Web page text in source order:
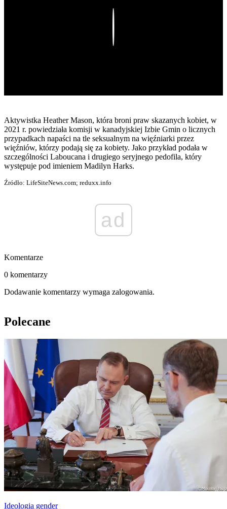
Aktywistka Heather Mason, która broni praw skazanych kobiet, w
2021 r. powiedziała komisji w kanadyjskiej Izbie Gmin o licznych
przypadkach napaści na tle seksualnym na więźniarki przez
więźniów, którzy podają się za kobiety. Jako przykład podała w
szczególności Laboucana i drugiego seryjnego pedofila, który
występuje pod imieniem Madilyn Harks.
Źródło: LifeSiteNews.com; reduxx.info
ad
Komentarze
0 komentarzy
Dodawanie komentarzy wymaga zalogowania.
Polecane
Ideologia gender